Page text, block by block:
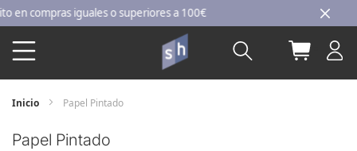
Ir
al
contenido
compras iguales o superiores a 100€
Buscar Mi
Inicio Papel Pintado
Papel Pintado